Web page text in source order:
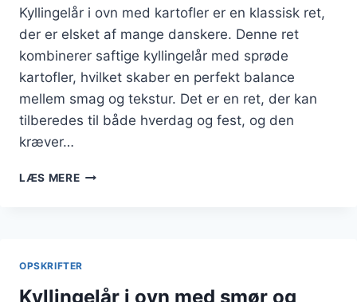
Kyllingelår i ovn med kartofler er en klassisk ret,
der er elsket af mange danskere. Denne ret
kombinerer saftige kyllingelår med sprøde
kartofler, hvilket skaber en perfekt balance
mellem smag og tekstur. Det er en ret, der kan
tilberedes til både hverdag og fest, og den
kræver…
LÆS MEREKYLLINGELÅR
OPSKRIFTER
Kyllingelår i ovn med smør og